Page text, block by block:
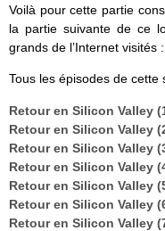
Voilà pour cette partie
la partie suivante de ce
grands de l’Internet visités
Tous les épisodes de cette
Retour en Silicon Valley
Retour en Silicon Valley
Retour en Silicon Valley
Retour en Silicon Valley
Retour en Silicon Valley
Retour en Silicon Valley
Retour en Silicon Valley